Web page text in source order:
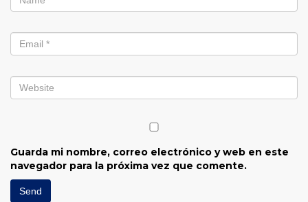
Guarda mi nombre, correo electrónico y web en este
navegador para la próxima vez que comente.